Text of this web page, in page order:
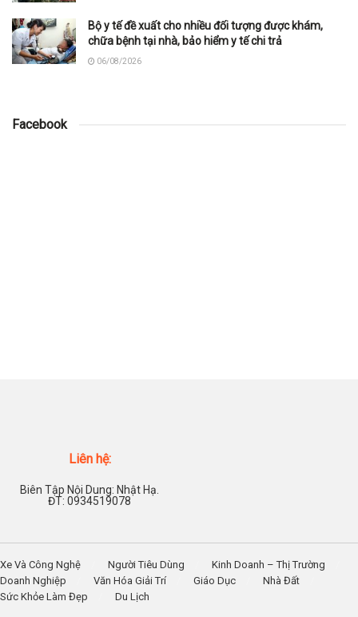
Bộ y tế đề xuất cho nhiều đối tượng được khám,
chữa bệnh tại nhà, bảo hiểm y tế chi trả
06/08/2026
Facebook
Liên hệ:
Biên Tập Nội Dung: Nhật Hạ.
ĐT: 0934519078
Xe Và Công Nghệ Người Tiêu Dùng
Kinh Doanh – Thị Trường
Doanh Nghiệp
Văn Hóa Giải Trí Giáo Dục
Nhà Đất
Sức Khỏe Làm Đẹp
Du Lịch